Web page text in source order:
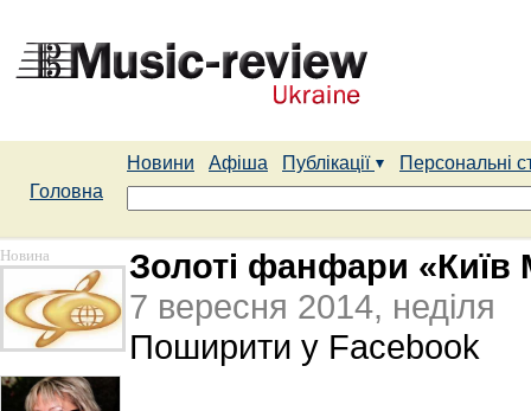
Новини Афіша Публікації
Персональні
Головна
Новина
Золоті фанфари «Київ
7 вересня 2014, неділя
Поширити у Facebook